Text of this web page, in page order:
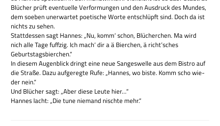
Blü­cher prüft even­tu­elle Ver­for­mun­gen und den Aus­druck des Mun­des,
dem soeben uner­war­tet poe­ti­sche Worte ent­schlüpft sind. Doch da ist
nichts zu sehen.
Statt­des­sen sagt Han­nes: „Nu, komm‘ schon, Blü­cher­chen. Ma wird
nich alle Tage fuff­zig. Ich mach‘ dir a ä Bier­chen, ä richt’sches
Geburtstagsbierchen.“
In die­sem Augen­blick dringt eine neue San­ges­welle aus dem Bistro auf
die Straße. Dazu auf­ge­regte Rufe: „Han­nes, wo biste. Komm scho wie­
der nein.“
Und Blü­cher sagt: „Aber diese Leute hier…“
Han­nes lacht: „Die tune nie­mand nischte mehr.“